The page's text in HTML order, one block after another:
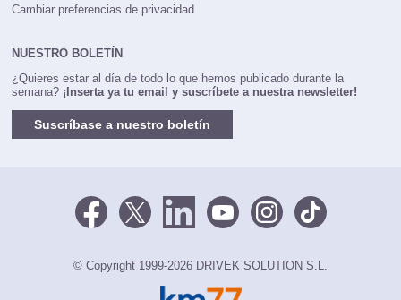
Cambiar preferencias de privacidad
NUESTRO BOLETÍN
¿Quieres estar al día de todo lo que hemos publicado durante la
semana? ¡Inserta ya tu email y suscríbete a nuestra newsletter!
Suscríbase a nuestro boletín
© Copyright 1999-2026 DRIVEK SOLUTION S.L.